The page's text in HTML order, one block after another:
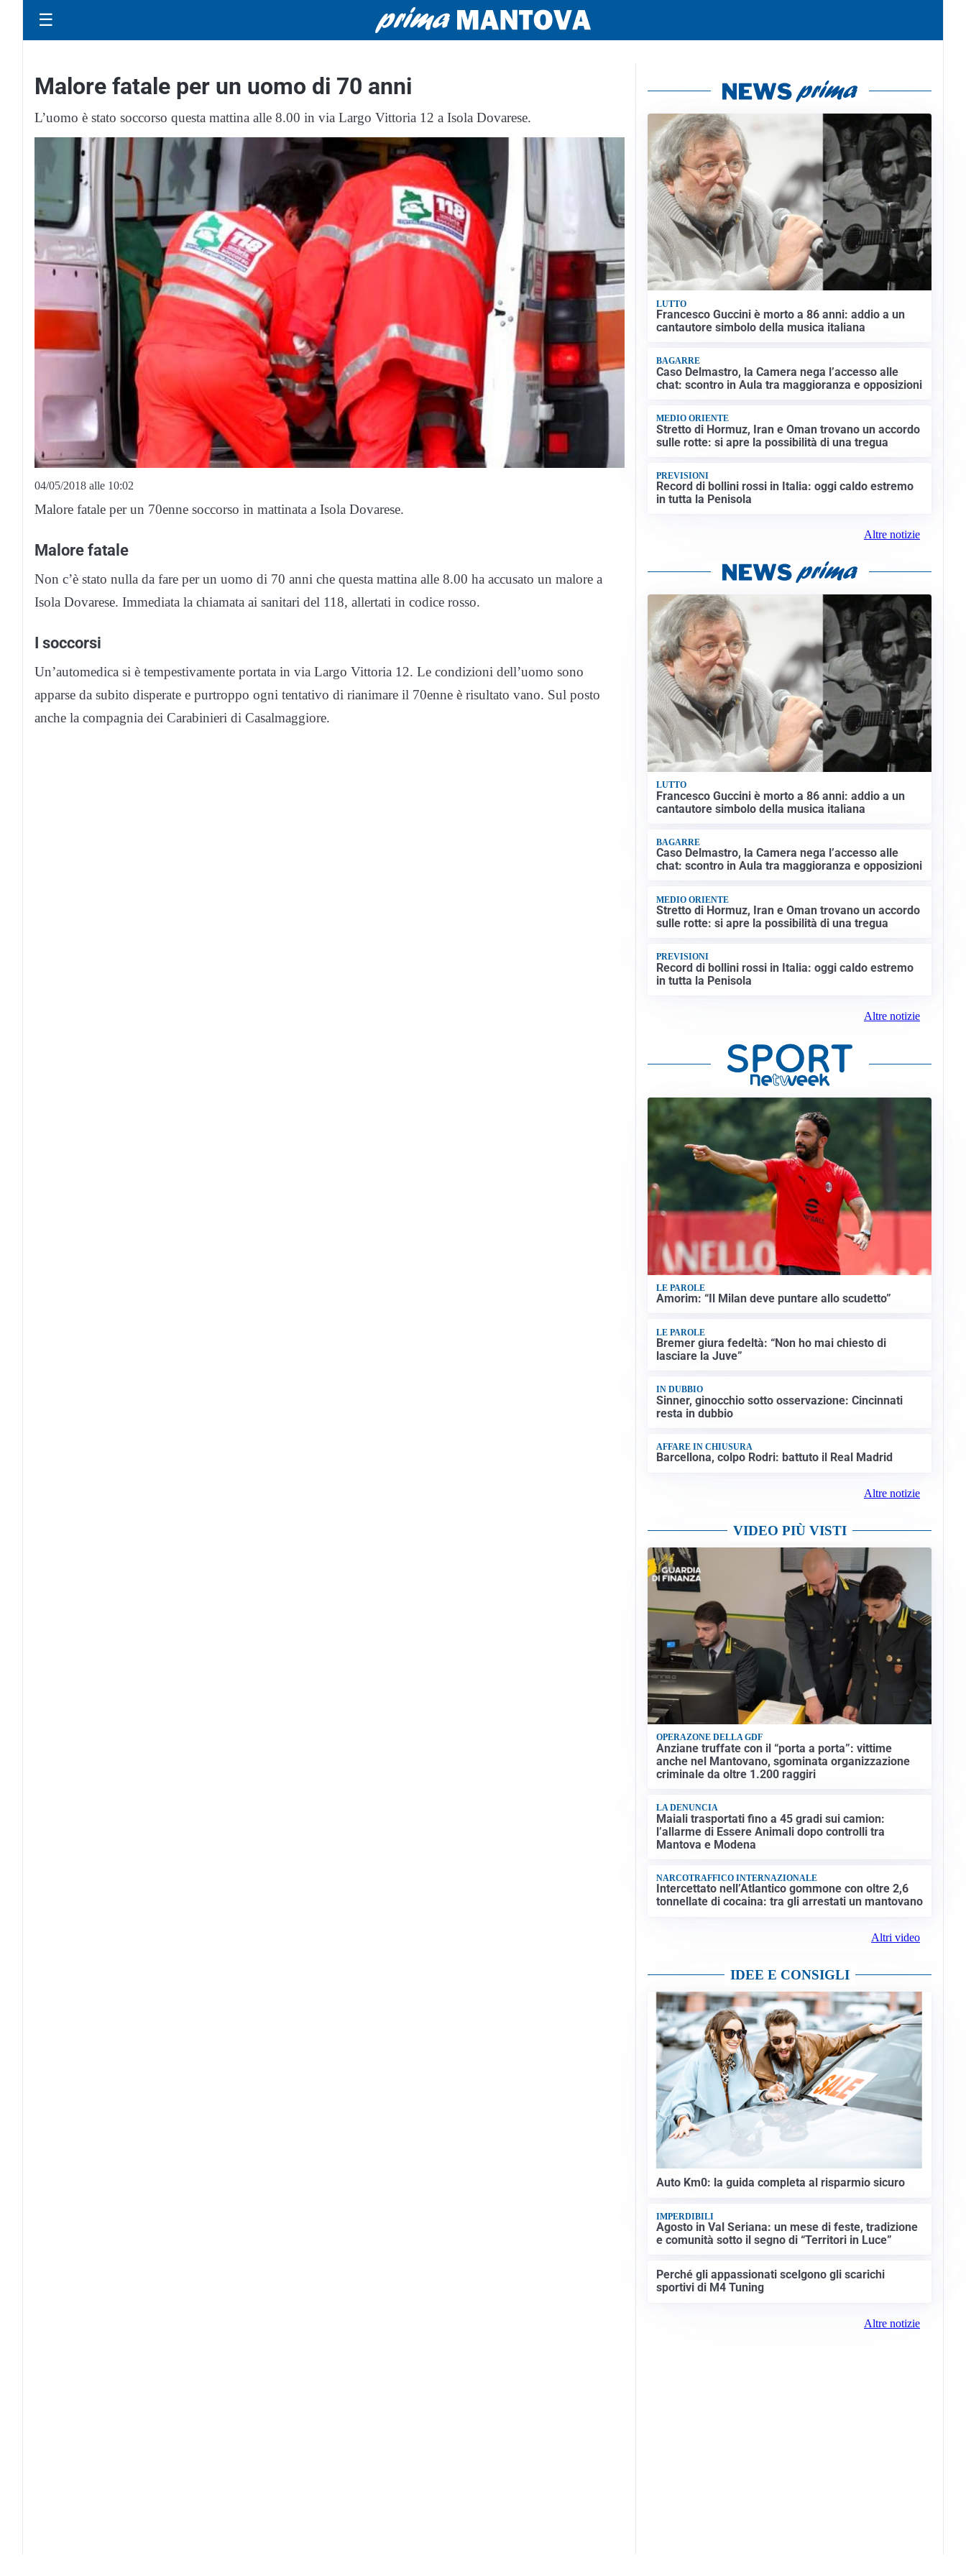
☰
Malore fatale per un uomo di 70 anni
L’uomo è stato soccorso questa mattina alle 8.00 in via Largo Vittoria 12 a Isola Dovarese.
04/05/2018 alle 10:02
Malore fatale per un 70enne soccorso in mattinata a Isola Dovarese.
Malore fatale
Non c’è stato nulla da fare per un uomo di 70 anni che questa mattina alle 8.00 ha accusato un malore a
Isola Dovarese. Immediata la chiamata ai sanitari del 118, allertati in codice rosso.
I soccorsi
Un’automedica si è tempestivamente portata in via Largo Vittoria 12. Le condizioni dell’uomo sono
apparse da subito disperate e purtroppo ogni tentativo di rianimare il 70enne è risultato vano. Sul posto
anche la compagnia dei Carabinieri di Casalmaggiore.
LUTTO
Francesco Guccini è morto a 86 anni: addio a un
cantautore simbolo della musica italiana
BAGARRE
Caso Delmastro, la Camera nega l’accesso alle
chat: scontro in Aula tra maggioranza e opposizioni
MEDIO ORIENTE
Stretto di Hormuz, Iran e Oman trovano un accordo
sulle rotte: si apre la possibilità di una tregua
PREVISIONI
Record di bollini rossi in Italia: oggi caldo estremo
in tutta la Penisola
Altre notizie
LUTTO
Francesco Guccini è morto a 86 anni: addio a un
cantautore simbolo della musica italiana
BAGARRE
Caso Delmastro, la Camera nega l’accesso alle
chat: scontro in Aula tra maggioranza e opposizioni
MEDIO ORIENTE
Stretto di Hormuz, Iran e Oman trovano un accordo
sulle rotte: si apre la possibilità di una tregua
PREVISIONI
Record di bollini rossi in Italia: oggi caldo estremo
in tutta la Penisola
Altre notizie
LE PAROLE
Amorim: “Il Milan deve puntare allo scudetto”
LE PAROLE
Bremer giura fedeltà: “Non ho mai chiesto di
lasciare la Juve”
IN DUBBIO
Sinner, ginocchio sotto osservazione: Cincinnati
resta in dubbio
AFFARE IN CHIUSURA
Barcellona, colpo Rodri: battuto il Real Madrid
Altre notizie
VIDEO PIÙ VISTI
OPERAZONE DELLA GDF
Anziane truffate con il “porta a porta”: vittime
anche nel Mantovano, sgominata organizzazione
criminale da oltre 1.200 raggiri
LA DENUNCIA
Maiali trasportati fino a 45 gradi sui camion:
l’allarme di Essere Animali dopo controlli tra
Mantova e Modena
NARCOTRAFFICO INTERNAZIONALE
Intercettato nell’Atlantico gommone con oltre 2,6
tonnellate di cocaina: tra gli arrestati un mantovano
Altri video
IDEE E CONSIGLI
Auto Km0: la guida completa al risparmio sicuro
IMPERDIBILI
Agosto in Val Seriana: un mese di feste, tradizione
e comunità sotto il segno di “Territori in Luce”
Perché gli appassionati scelgono gli scarichi
sportivi di M4 Tuning
Altre notizie